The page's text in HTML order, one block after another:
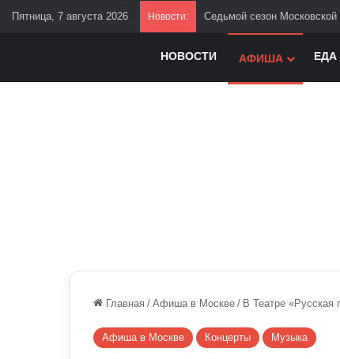
Пятница, 7 августа 2026 Новости: Седьмой сезон
НОВОСТИ АФИША ЕДА
Главная / Афиша в Москве / В Театре «Русская
Афиша в Москве Концерты Музыка